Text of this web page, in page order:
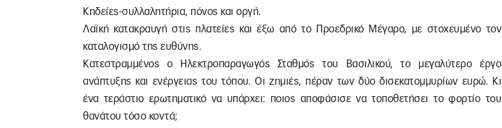
Κηδείες-συλλαλητήρια, πόνος και οργή.
Λαϊκή κατακραυγή στις πλατείες και έξω από το Προεδρικό Μέγαρο, με στοχευμένο τον
καταλογισμό της ευθύνης.
Κατεστραμμένος ο Ηλεκτροπαραγωγός Σταθμός του Βασιλικού, το μεγαλύτερο έργο
ανάπτυξης και ενέργειας του τόπου. Οι ζημιές, πέραν των δύο δισεκατομμυρίων ευρώ. Κι
ένα τεράστιο ερωτηματικό να υπάρχει: ποιος αποφάσισε να τοποθετήσει το φορτίο του
θανάτου τόσο κοντά;